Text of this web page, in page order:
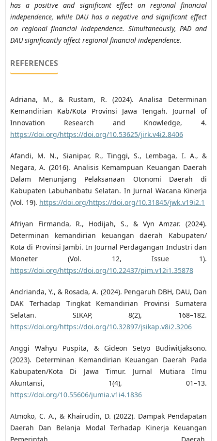
has a positive and significant effect on regional financial
independence, while DAU has a negative and significant effect
on regional financial independence. Simultaneously, PAD and
DAU significantly affect regional financial independence.
REFERENCES
Adriana, M., & Rustam, R. (2024). Analisa Determinan
Kemandirian Kab/Kota Provinsi Jawa Tengah. Journal of
Innovation Research and Knowledge, 4.
https://doi.org/https://doi.org/10.53625/jirk.v4i2.8406
Afandi, M. N., Sianipar, R., Tinggi, S., Lembaga, I. A., &
Negara, A. (2016). Analisis Kemampuan Keuangan Daerah
Dalam Menunjang Pelaksanaan Otonomi Daerah di
Kabupaten Labuhanbatu Selatan. In Jurnal Wacana Kinerja
(Vol. 19). https://doi.org/https://doi.org/10.31845/jwk.v19i2.1
Afriyan Firmanda, R., Hodijah, S., & Vyn Amzar. (2024).
Determinan kemandirian keuangan daerah Kabupaten/
Kota di Provinsi Jambi. In Journal Perdagangan Industri dan
Moneter (Vol. 12, Issue 1).
https://doi.org/https://doi.org/10.22437/pim.v12i1.35878
Andrianda, Y., & Rosada, A. (2024). Pengaruh DBH, DAU, Dan
DAK Terhadap Tingkat Kemandirian Provinsi Sumatera
Selatan. SIKAP, 8(2), 168–182.
https://doi.org/https://doi.org/10.32897/jsikap.v8i2.3206
Anggi Wahyu Puspita, & Gideon Setyo Budiwitjaksono.
(2023). Determinan Kemandirian Keuangan Daerah Pada
Kabupaten/Kota Di Jawa Timur. Jurnal Mutiara Ilmu
Akuntansi, 1(4), 01–13.
https://doi.org/10.55606/jumia.v1i4.1836
Atmoko, C. A., & Khairudin, D. (2022). Dampak Pendapatan
Daerah Dan Belanja Modal Terhadap Kinerja Keuangan